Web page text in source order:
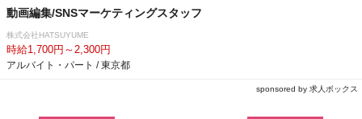
動画編集/SNSマーケティングスタッフ
株式会社HATSUYUME
時給1,700円～2,300円
アルバイト・パート / 東京都
sponsored by 求人ボックス